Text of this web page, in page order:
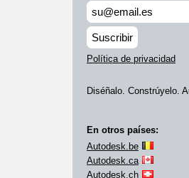
Suscribir
Política de privacidad
Diséñalo. Constrúyelo.
En otros países:
Autodesk.be
Autodesk.ca
Autodesk.ch